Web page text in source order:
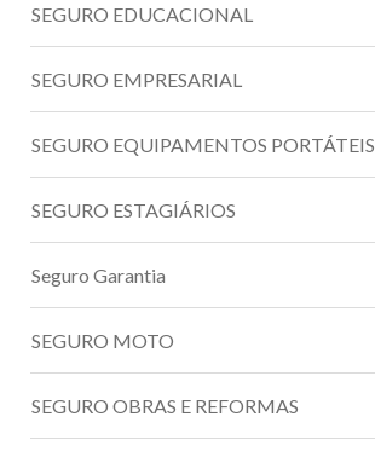
SEGURO EDUCACIONAL
SEGURO EMPRESARIAL
SEGURO EQUIPAMENTOS PORTÁTEIS
SEGURO ESTAGIÁRIOS
Seguro Garantia
SEGURO MOTO
SEGURO OBRAS E REFORMAS